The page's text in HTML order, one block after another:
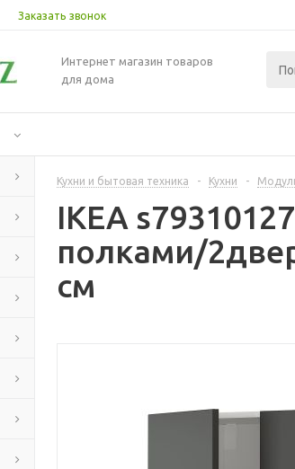
Заказать звонок
Интернет магазин товаров
для дома
Кухни и бытовая техника - Кухни -
IKEA
полками/
см